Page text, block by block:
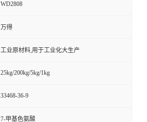
WD2808
万得
工业原材料,用于工业化大生产
25kg/200kg/5kg/1kg
33468-36-9
7-甲基色氨酸